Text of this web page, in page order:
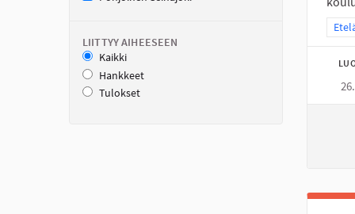
LIITTYY AIHEESEEN
Kaikki
Hankkeet
Tulokset